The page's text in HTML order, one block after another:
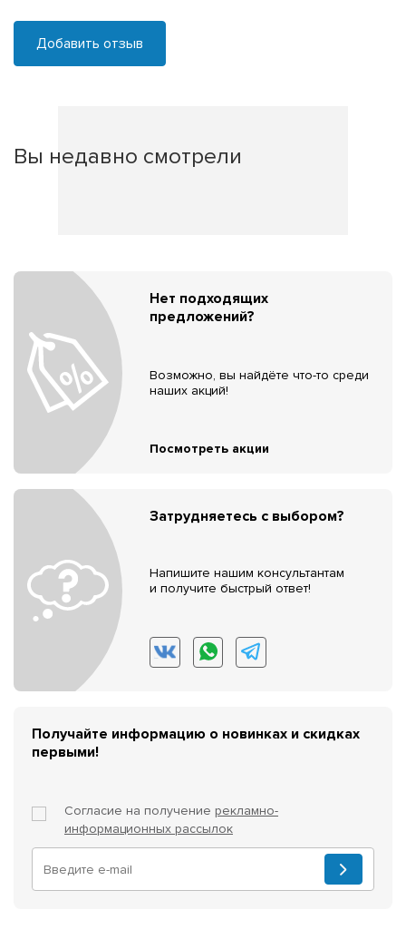
Добавить отзыв
Вы недавно смотрели
Нет подходящих
предложений?
Возможно, вы найдёте что-то среди
наших акций!
Посмотреть акции
Затрудняетесь с выбором?
Напишите нашим консультантам
и получите быстрый ответ!
Получайте информацию о новинках и скидках
первыми!
Согласие на получение рекламно-
информационных рассылок